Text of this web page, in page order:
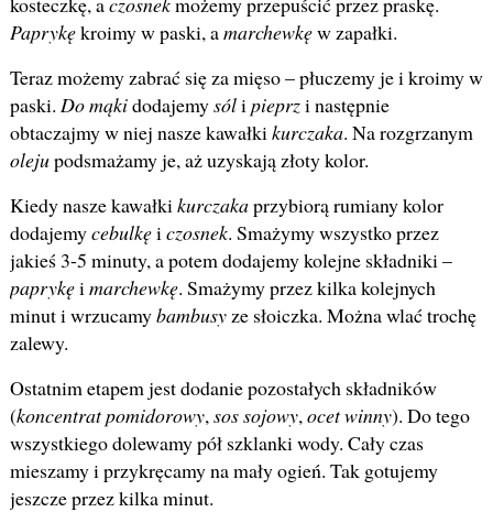
Paprykękroimy w paski, amarchewkęw zapałki.
Teraz możemy zabrać się za mięso – płuczemy je i kroimy w
paski. Do mąkidodajemysóli pieprzi następnie
obtaczajmy w niej nasze kawałki kurczaka. Na rozgrzanym
olejupodsmażamy je, aż uzyskają złoty kolor.
Kiedy nasze kawałki kurczakaprzybiorą rumiany kolor
dodajemycebulkęi czosnek. Smażymy wszystko przez
jakieś 3-5 minuty, a potem dodajemy kolejne składniki –
paprykęi marchewkę. Smażymy przez kilka kolejnych
minut i wrzucamybambusyze słoiczka. Można wlać trochę
zalewy.
Ostatnim etapem jest dodanie pozostałych składników
(koncentrat pomidorowy, sos sojowy, ocet winny). Do tego
wszystkiego dolewamy pół szklanki wody. Cały czas
mieszamy i przykręcamy na mały ogień. Tak gotujemy
jeszcze przez kilka minut.